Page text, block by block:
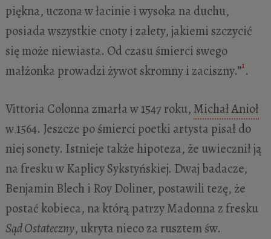
piękna, uczona w łacinie i wysoka na duchu,
posiada wszystkie cnoty i zalety, jakiemi szczycić
się może niewiasta. Od czasu śmierci swego
małżonka prowadzi żywot skromny i zaciszny.”1.
Vittoria Colonna zmarła w 1547 roku, Michał Anioł
w 1564. Jeszcze po śmierci poetki artysta pisał do
niej sonety. Istnieje także hipoteza, że uwiecznił ją
na fresku w Kaplicy Sykstyńskiej. Dwaj badacze,
Benjamin Blech i Roy Doliner, postawili tezę, że
postać kobieca, na którą patrzy Madonna z fresku
Sąd Ostateczny, ukryta nieco za rusztem św.